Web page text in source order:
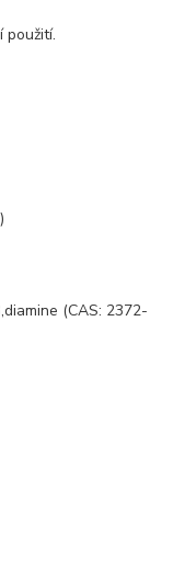
použití.
(CAS: 2372-